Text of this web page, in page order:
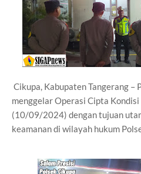
Cikupa, Kabupaten Tangerang –
menggelar Operasi Cipta Kondisi
(10/09/2024) dengan tujuan
keamanan di wilayah hukum